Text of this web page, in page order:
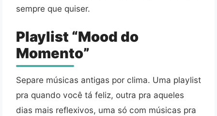
sempre que quiser.
Playlist “Mood do
Momento”
Separe músicas antigas por clima. Uma playlist
pra quando você tá feliz, outra pra aqueles
dias mais reflexivos, uma só com músicas pra